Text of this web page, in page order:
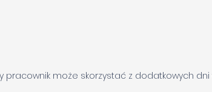
pracownik może skorzystać z dodatkowych dni